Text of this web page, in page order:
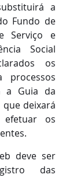
a
Fundo de
Serviço e
Social
os
processos
a Guia da
que deixará
os
deve ser
das